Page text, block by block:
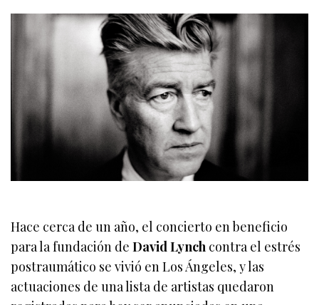
Hace cerca de un año, el concierto en beneficio
para la fundación deDavid Lynch contra el estrés
postraumático se vivió en Los Ángeles, y las
actuaciones de una lista de artistas quedaron